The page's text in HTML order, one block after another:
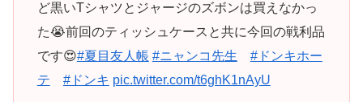
ど黒いTシャツとジャージのズボンは買えなかっ
た😭前回のティッシュケースと共に今回の戦利品
です😍#夏目友人帳 #ニャンコ先生
#ドンキホー
テ
#ドンキ pic.twitter.com/t6ghK1nAyU